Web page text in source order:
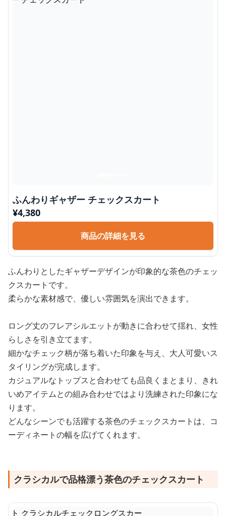
ふんわりギャザー チェックスカート
¥4,380
商品の詳細を見る
ふんわりとしたギャザーデザインが印象的な茶色のチェッ
クスカートです。
柔らかな素材感で、優しい雰囲気を演出できます。
ロング丈のフレアシルエットが動きに合わせて揺れ、女性
らしさを引き立てます。
細かなチェック柄が落ち着いた印象を与え、大人可愛いス
タイリングが完成します。
カジュアルなトップスと合わせても品良くまとまり、きれ
いめアイテムとの組み合わせではより洗練された印象にな
ります。
どんなシーンでも活躍する茶色のチェックスカートは、コ
ーディネートの幅を広げてくれます。
クラシカルで品格漂う茶色のチェックスカート